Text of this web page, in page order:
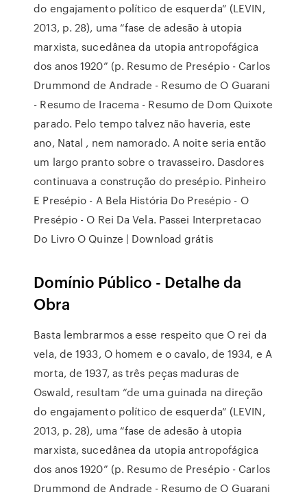
do engajamento político de esquerda” (LEVIN,
2013, p. 28), uma “fase de adesão à utopia
marxista, sucedânea da utopia antropofágica
dos anos 1920” (p. Resumo de Presépio - Carlos
Drummond de Andrade - Resumo de O Guarani
- Resumo de Iracema - Resumo de Dom Quixote
parado. Pelo tempo talvez não haveria, este
ano, Natal , nem namorado. A noite seria então
um largo pranto sobre o travasseiro. Dasdores
continuava a construção do presépio. Pinheiro
E Presépio - A Bela História Do Presépio - O
Presépio - O Rei Da Vela. Passei Interpretacao
Do Livro O Quinze | Download grátis
Domínio Público - Detalhe da
Obra
Basta lembrarmos a esse respeito que O rei da
vela, de 1933, O homem e o cavalo, de 1934, e A
morta, de 1937, as três peças maduras de
Oswald, resultam “de uma guinada na direção
do engajamento político de esquerda” (LEVIN,
2013, p. 28), uma “fase de adesão à utopia
marxista, sucedânea da utopia antropofágica
dos anos 1920” (p. Resumo de Presépio - Carlos
Drummond de Andrade - Resumo de O Guarani